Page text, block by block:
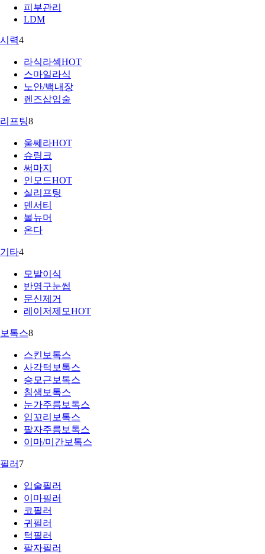
피부관리
LDM
시력4
라식라섹HOT
스마일라식
노안/백내장
렌즈삽입술
리프팅8
울쎄라HOT
슈링크
써마지
인모드HOT
실리프팅
덴서티
볼뉴머
온다
기타4
모발이식
반영구눈썹
문신제거
레이저제모HOT
보톡스8
스킨보톡스
사각턱보톡스
승모근보톡스
침샘보톡스
눈가주름보톡스
입꼬리보톡스
팔자주름보톡스
이마/미간보톡스
필러 7
입술필러
이마필러
코필러
귀필러
턱필러
팔자필러